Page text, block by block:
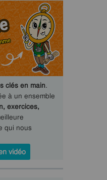
clés en main.
à un ensemble
exercices,
qui nous
vidéo